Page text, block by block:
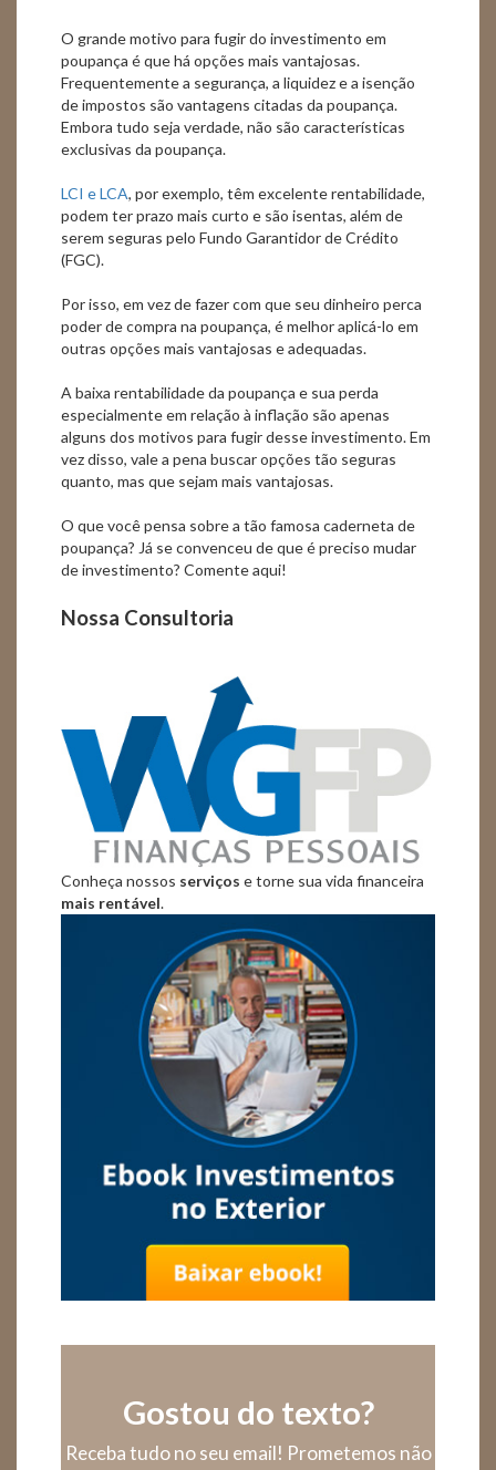
O grande motivo para fugir do investimento em
poupança é que há opções mais vantajosas.
Frequentemente a segurança, a liquidez e a isenção
de impostos são vantagens citadas da poupança.
Embora tudo seja verdade, não são características
exclusivas da poupança.
LCI e LCA, por exemplo, têm excelente rentabilidade,
podem ter prazo mais curto e são isentas, além de
serem seguras pelo Fundo Garantidor de Crédito
(FGC).
Por isso, em vez de fazer com que seu dinheiro perca
poder de compra na poupança, é melhor aplicá-lo em
outras opções mais vantajosas e adequadas.
A baixa rentabilidade da poupança e sua perda
especialmente em relação à inflação são apenas
alguns dos motivos para fugir desse investimento. Em
vez disso, vale a pena buscar opções tão seguras
quanto, mas que sejam mais vantajosas.
O que você pensa sobre a tão famosa caderneta de
poupança? Já se convenceu de que é preciso mudar
de investimento? Comente aqui!
Nossa Consultoria
Conheça nossos serviços e torne sua vida financeira
mais rentável.
Gostou do texto?
Receba tudo no seu email! Prometemos não